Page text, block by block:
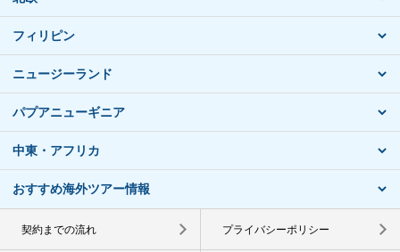
フィリピン
ニュージーランド
パプアニューギニア
中東・アフリカ
おすすめ海外ツアー情報
契約までの流れ プライバシーポリシー